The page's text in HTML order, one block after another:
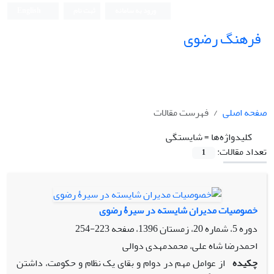
فرهنگ رضوی
صفحه اصلی
فهرست مقالات
کلیدواژه‌ها =شایستگی
تعداد مقالات:
1
خصوصیات مدیران شایسته در سیرۀ رضوی
دوره 5، شماره 20، زمستان 1396، صفحه
223-254
احمدرضا شاه علی، محمدمهدی دوالی
چکیده از عوامل مهم در دوام و بقای یک نظام و حکومت، داشتن